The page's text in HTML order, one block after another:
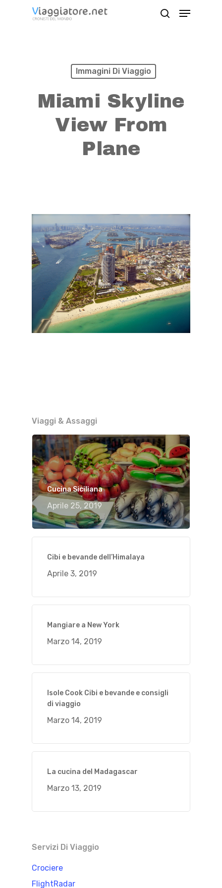
Menu
Immagini Di Viaggio
Miami Skyline
View From
Plane
Viaggi & Assaggi
Cucina Siciliana
Aprile 25, 2019
Cibi e bevande dell’Himalaya
Aprile 3, 2019
Mangiare a New York
Marzo 14, 2019
Isole Cook Cibi e bevande e consigli
di viaggio
Marzo 14, 2019
La cucina del Madagascar
Marzo 13, 2019
Servizi Di Viaggio
Crociere
FlightRadar